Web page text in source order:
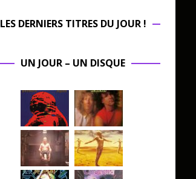
LES DERNIERS TITRES DU JOUR !
UN JOUR – UN DISQUE